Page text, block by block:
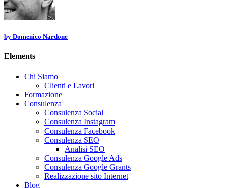
by Domenico Nardone
Elements
Chi Siamo
Clienti e Lavori
Formazione
Consulenza
Consulenza Social
Consulenza Instagram
Consulenza Facebook
Consulenza SEO
Analisi SEO
Consulenza Google Ads
Consulenza Google Grants
Realizzazione sito Internet
Blog